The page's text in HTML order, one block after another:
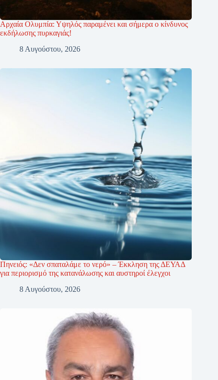
Αρχαία Ολυμπία: Υψηλός παραμένει και σήμερα ο κίνδυνος
εκδήλωσης πυρκαγιάς!
8 Αυγούστου, 2026
Πηνειός: «Δεν σπαταλάμε το νερό» – Έκκληση της ΔΕΥΑΔ
για περιορισμό της κατανάλωσης και αυστηροί έλεγχοι
8 Αυγούστου, 2026